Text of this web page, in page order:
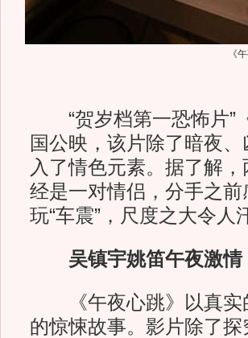
《
“贺岁档第一恐怖片”
国公映，该片除了暗夜
入了情色元素。据了解
经是一对情侣，分手之
玩“车震”，尺度之大令人
吴镇宇姚笛午夜激情
《午夜心跳》以真实
的惊悚故事。影片除了